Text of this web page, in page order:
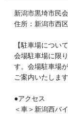
新潟市黒埼市民
住所：新潟市西
【駐車場について
会場駐車場に限
す。会場駐車場
ご案内いたします
●アクセス
＜車＞新潟西バ